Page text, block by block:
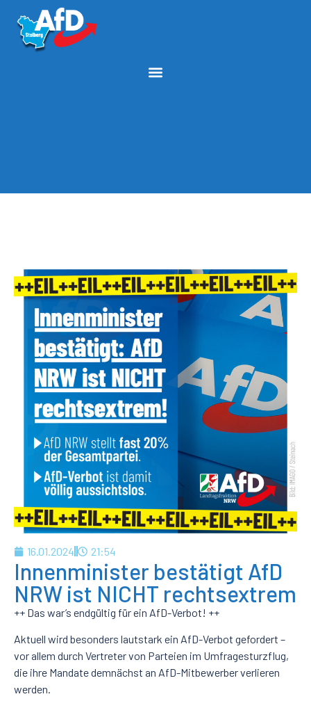
16.01.2024 21:54
Innenminister bestätigt AfD
NRW ist NICHT rechtsextrem
++ Das war’s endgültig für ein AfD-Verbot! ++
Aktuell wird besonders lautstark ein AfD-Verbot gefordert –
vor allem durch Vertreter von Parteien im Umfragesturzflug,
die ihre Mandate demnächst an AfD-Mitbewerber verlieren
werden.